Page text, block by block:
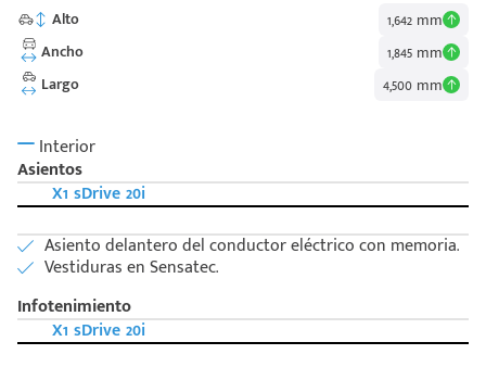
Alto
1,642 mm
Ancho
1,845 mm
Largo
4,500 mm
Interior
Asientos
X1 sDrive 20i
Asiento delantero del conductor eléctrico con memoria.
Vestiduras en Sensatec.
Infotenimiento
X1 sDrive 20i